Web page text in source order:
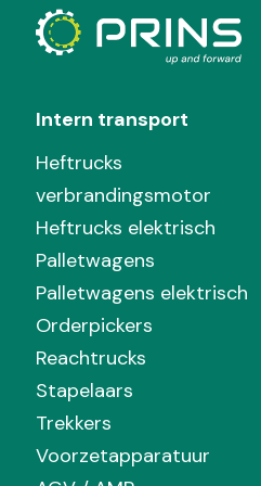
Intern transport
Heftrucks
verbrandingsmotor
Heftrucks elektrisch
Palletwagens
Palletwagens elektrisch
Orderpickers
Reachtrucks
Stapelaars
Trekkers
Voorzetapparatuur